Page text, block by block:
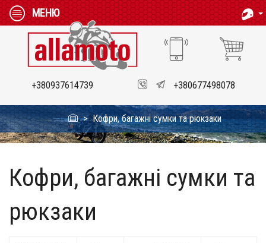
МЕНЮ
+380937614739 +380677498078
Кофри, багажні сумки та рюкзаки
Кофри, багажні сумки та
рюкзаки